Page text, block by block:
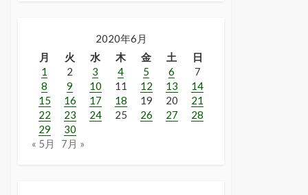
2020年6月
月
火 水 木 金 土
日
1
2 3 4 5 6
7
8
9 10 11 12 13
14
15
16 17 18 19 20
21
22
23 24 25 26 27
28
29
30
« 5月
7月 »